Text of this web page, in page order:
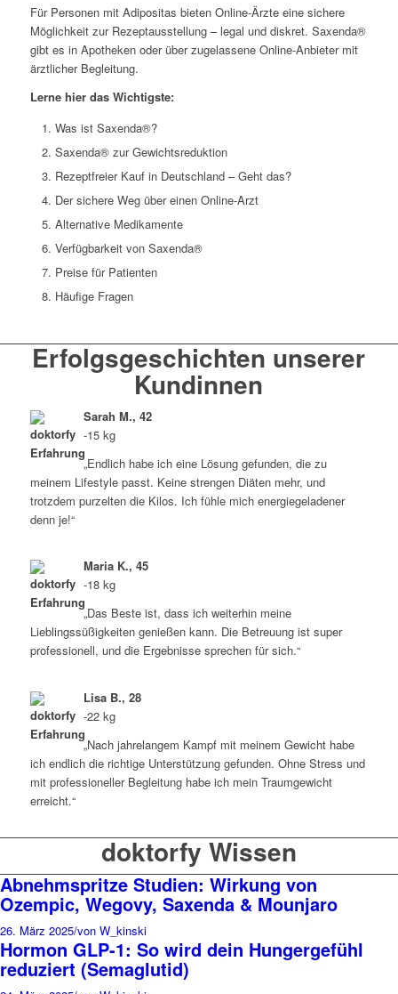
Für Personen mit Adipositas bieten Online-Ärzte eine sichere
Möglichkeit zur Rezeptausstellung – legal und diskret. Saxenda®
gibt es in Apotheken oder über zugelassene Online-Anbieter mit
ärztlicher Begleitung.
Lerne hier das Wichtigste:
Was ist Saxenda®?
Saxenda® zur Gewichtsreduktion
Rezeptfreier Kauf in Deutschland – Geht das?
Der sichere Weg über einen Online-Arzt
Alternative Medikamente
Verfügbarkeit von Saxenda®
Preise für Patienten
Häufige Fragen
Erfolgsgeschichten unserer
Kundinnen
Sarah M., 42
-15 kg
„Endlich habe ich eine Lösung gefunden, die zu
meinem Lifestyle passt. Keine strengen Diäten mehr, und
trotzdem purzelten die Kilos. Ich fühle mich energiegeladener
denn je!“
Maria K., 45
-18 kg
„Das Beste ist, dass ich weiterhin meine
Lieblingssüßigkeiten genießen kann. Die Betreuung ist super
professionell, und die Ergebnisse sprechen für sich.“
Lisa B., 28
-22 kg
„Nach jahrelangem Kampf mit meinem Gewicht habe
ich endlich die richtige Unterstützung gefunden. Ohne Stress und
mit professioneller Begleitung habe ich mein Traumgewicht
erreicht.“
doktorfy Wissen
Abnehmspritze Studien: Wirkung von
Ozempic, Wegovy, Saxenda & Mounjaro
26. März 2025/von W_kinski
Hormon GLP-1: So wird dein Hungergefühl
reduziert (Semaglutid)